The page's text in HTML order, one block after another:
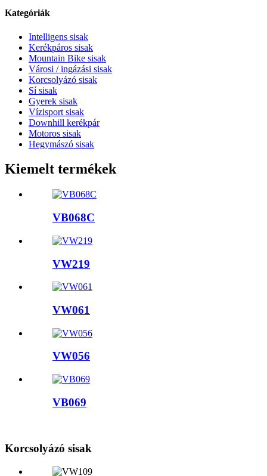
Kategóriák
Intelligens sisak
Kerékpáros sisak
Mountain Bike sisak
Városi / ingázási sisak
Korcsolyázó sisak
Sí sisak
Gyerek sisak
Vízisport sisak
Downhill kerékpár
Motoros sisak
Hegymászó sisak
Kiemelt termékek
VB068C
VW219
VW061
VW056
VB069
Korcsolyázó sisak